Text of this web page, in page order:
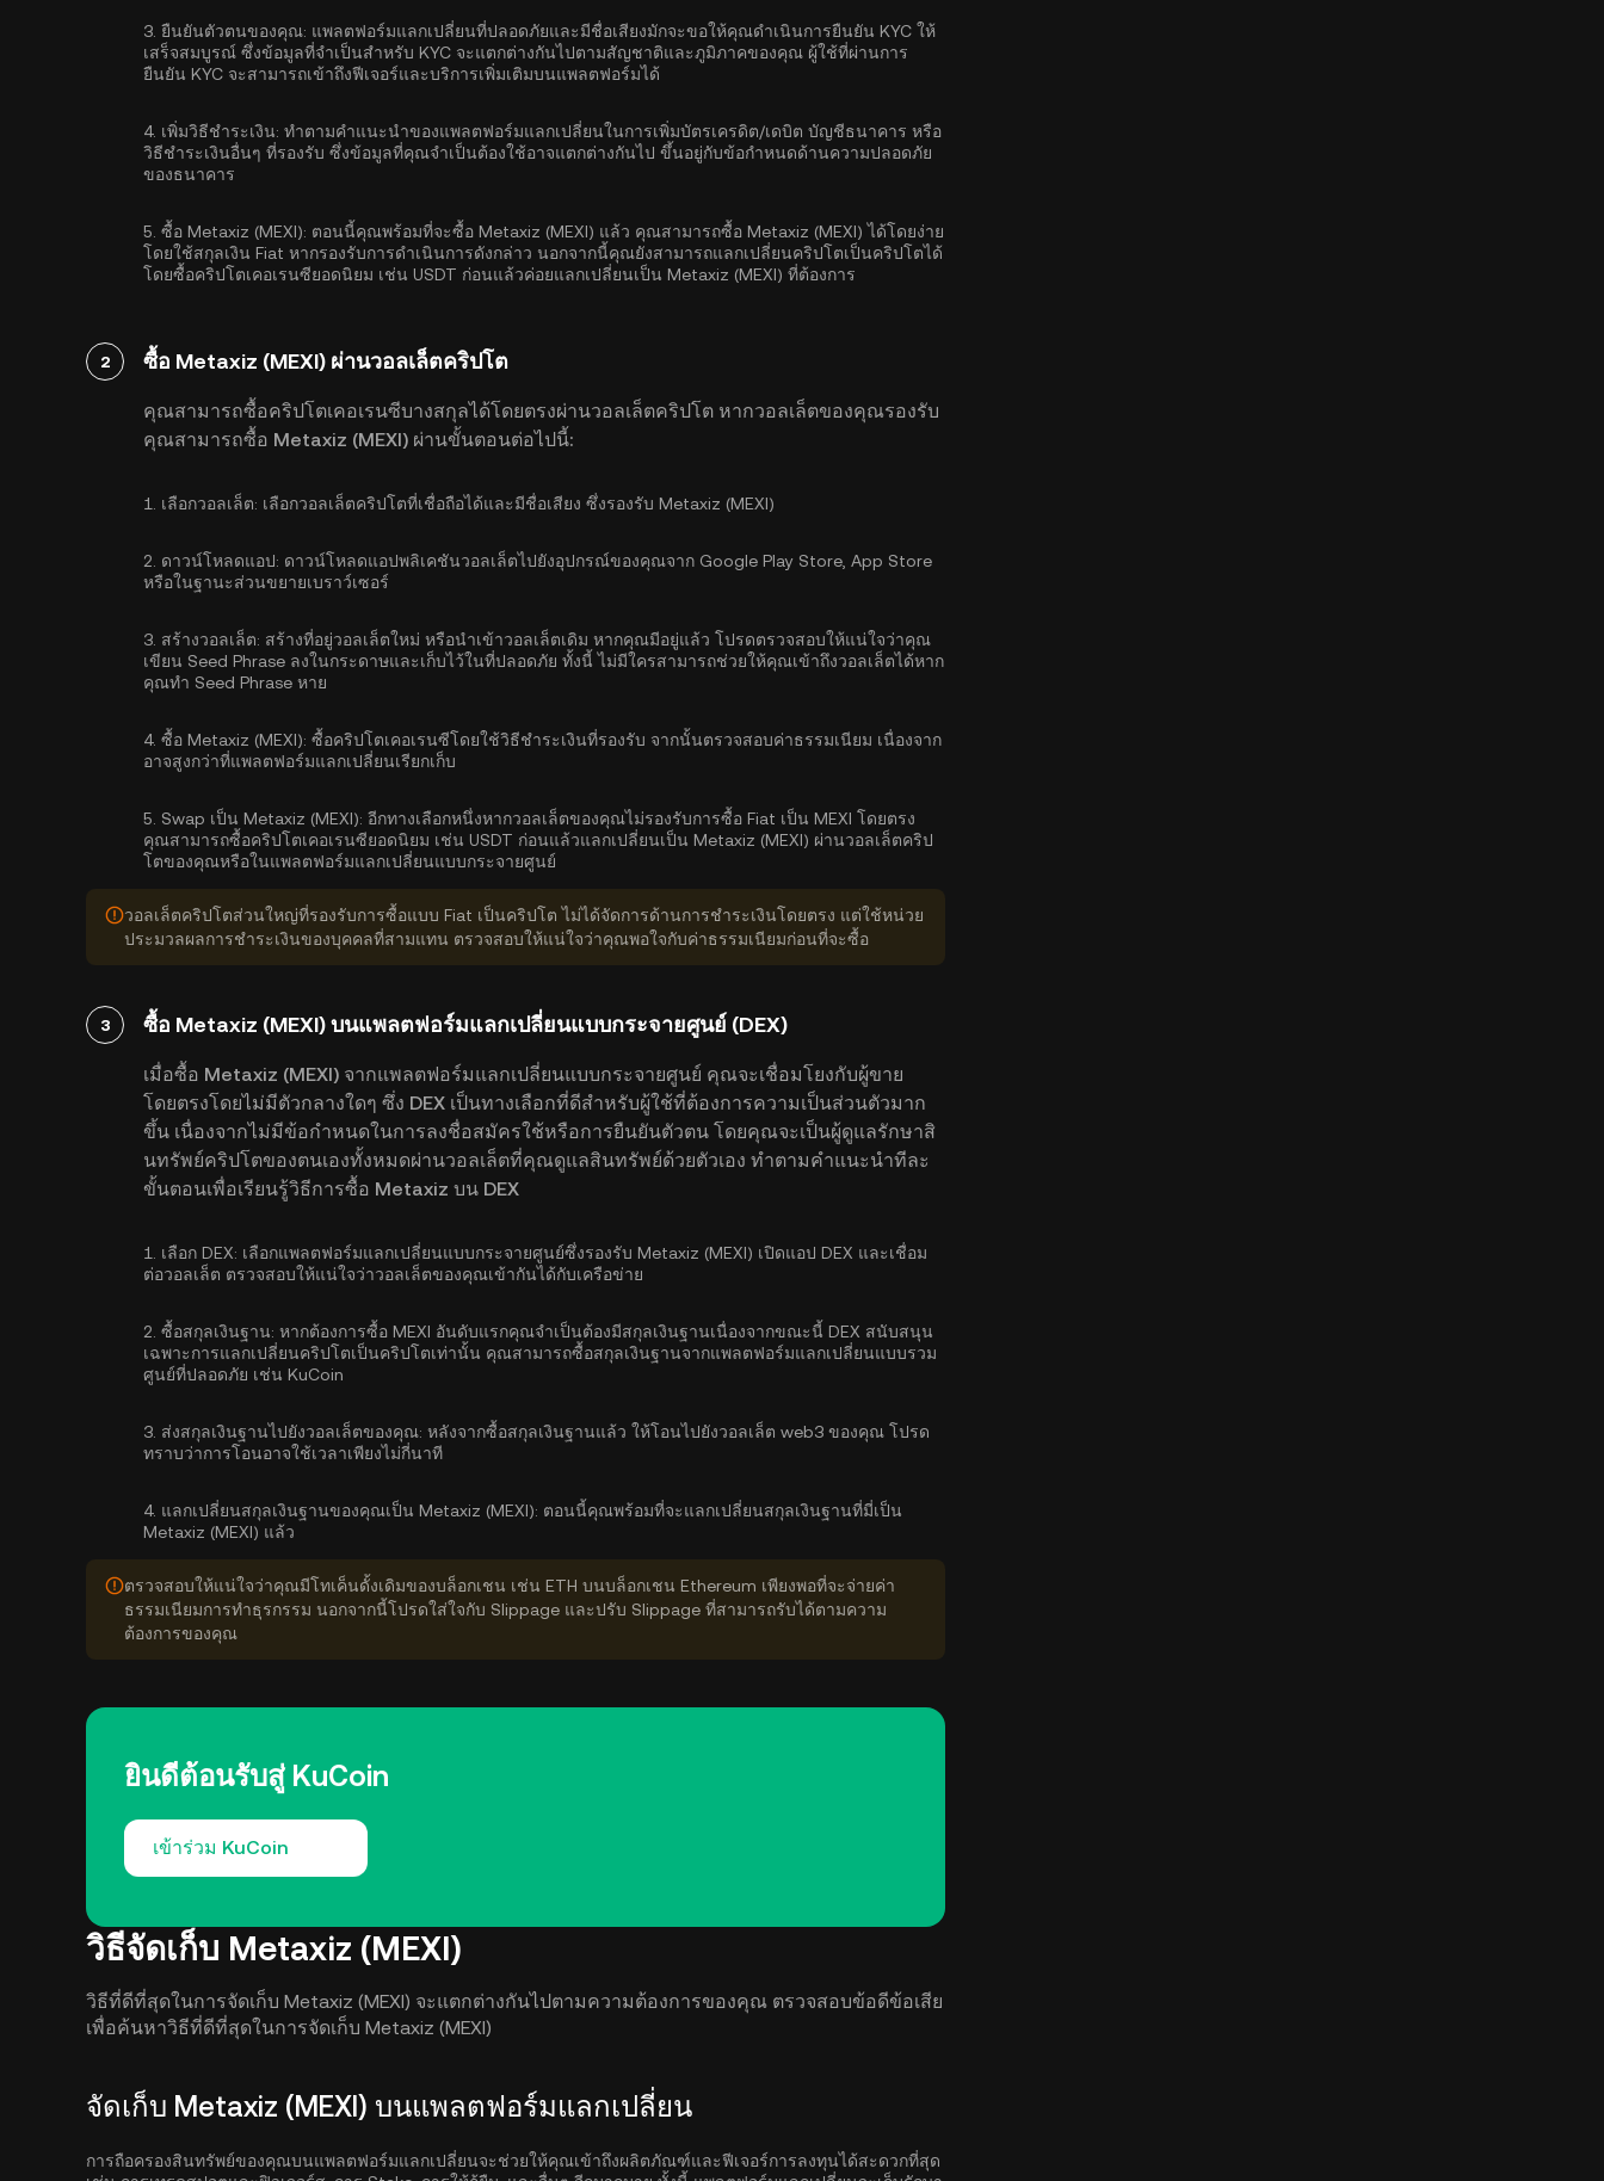
3. ยืนยันตัวตนของคุณ: แพลตฟอร์มแลกเปลี่ยนที่ปลอดภัยและมีชื่อเสียงมักจะขอให้คุณดำเนินการยืนยัน KYC ให้
เสร็จสมบูรณ์ ซึ่งข้อมูลที่จำเป็นสำหรับ KYC จะแตกต่างกันไปตามสัญชาติและภูมิภาคของคุณ ผู้ใช้ที่ผ่านการ
ยืนยัน KYC จะสามารถเข้าถึงฟีเจอร์และบริการเพิ่มเติมบนแพลตฟอร์มได้
4. เพิ่มวิธีชำระเงิน: ทำตามคำแนะนำของแพลตฟอร์มแลกเปลี่ยนในการเพิ่มบัตรเครดิต/เดบิต บัญชีธนาคาร หรือ
วิธีชำระเงินอื่นๆ ที่รองรับ ซึ่งข้อมูลที่คุณจำเป็นต้องใช้อาจแตกต่างกันไป ขึ้นอยู่กับข้อกำหนดด้านความปลอดภัย
ของธนาคาร
5. ซื้อ Metaxiz (MEXI): ตอนนี้คุณพร้อมที่จะซื้อ Metaxiz (MEXI) แล้ว คุณสามารถซื้อ Metaxiz (MEXI) ได้โดยง่าย
โดยใช้สกุลเงิน Fiat หากรองรับการดำเนินการดังกล่าว นอกจากนี้คุณยังสามารถแลกเปลี่ยนคริปโตเป็นคริปโตได้
โดยซื้อคริปโตเคอเรนซียอดนิยม เช่น USDT ก่อนแล้วค่อยแลกเปลี่ยนเป็น Metaxiz (MEXI) ที่ต้องการ
2 ซื้อ Metaxiz (MEXI) ผ่านวอลเล็ตคริปโต
คุณสามารถซื้อคริปโตเคอเรนซีบางสกุลได้โดยตรงผ่านวอลเล็ตคริปโต หากวอลเล็ตของคุณรองรับ
คุณสามารถซื้อ Metaxiz (MEXI) ผ่านขั้นตอนต่อไปนี้:
1. เลือกวอลเล็ต: เลือกวอลเล็ตคริปโตที่เชื่อถือได้และมีชื่อเสียง ซึ่งรองรับ Metaxiz (MEXI)
2. ดาวน์โหลดแอป: ดาวน์โหลดแอปพลิเคชันวอลเล็ตไปยังอุปกรณ์ของคุณจาก Google Play Store, App Store
หรือในฐานะส่วนขยายเบราว์เซอร์
3. สร้างวอลเล็ต: สร้างที่อยู่วอลเล็ตใหม่ หรือนำเข้าวอลเล็ตเดิม หากคุณมีอยู่แล้ว โปรดตรวจสอบให้แน่ใจว่าคุณ
เขียน Seed Phrase ลงในกระดาษและเก็บไว้ในที่ปลอดภัย ทั้งนี้ ไม่มีใครสามารถช่วยให้คุณเข้าถึงวอลเล็ตได้หาก
คุณทำ Seed Phrase หาย
4. ซื้อ Metaxiz (MEXI): ซื้อคริปโตเคอเรนซีโดยใช้วิธีชำระเงินที่รองรับ จากนั้นตรวจสอบค่าธรรมเนียม เนื่องจาก
อาจสูงกว่าที่แพลตฟอร์มแลกเปลี่ยนเรียกเก็บ
5. Swap เป็น Metaxiz (MEXI): อีกทางเลือกหนึ่งหากวอลเล็ตของคุณไม่รองรับการซื้อ Fiat เป็น MEXI โดยตรง
คุณสามารถซื้อคริปโตเคอเรนซียอดนิยม เช่น USDT ก่อนแล้วแลกเปลี่ยนเป็น Metaxiz (MEXI) ผ่านวอลเล็ตคริป
โตของคุณหรือในแพลตฟอร์มแลกเปลี่ยนแบบกระจายศูนย์
วอลเล็ตคริปโตส่วนใหญ่ที่รองรับการซื้อแบบ Fiat เป็นคริปโต ไม่ได้จัดการด้านการชำระเงินโดยตรง แต่ใช้หน่วย
ประมวลผลการชำระเงินของบุคคลที่สามแทน ตรวจสอบให้แน่ใจว่าคุณพอใจกับค่าธรรมเนียมก่อนที่จะซื้อ
3 ซื้อ Metaxiz (MEXI) บนแพลตฟอร์มแลกเปลี่ยนแบบกระจายศูนย์ (DEX)
เมื่อซื้อ Metaxiz (MEXI) จากแพลตฟอร์มแลกเปลี่ยนแบบกระจายศูนย์ คุณจะเชื่อมโยงกับผู้ขาย
โดยตรงโดยไม่มีตัวกลางใดๆ ซึ่ง DEX เป็นทางเลือกที่ดีสำหรับผู้ใช้ที่ต้องการความเป็นส่วนตัวมาก
ขึ้น เนื่องจากไม่มีข้อกำหนดในการลงชื่อสมัครใช้หรือการยืนยันตัวตน โดยคุณจะเป็นผู้ดูแลรักษาสิ
นทรัพย์คริปโตของตนเองทั้งหมดผ่านวอลเล็ตที่คุณดูแลสินทรัพย์ด้วยตัวเอง ทำตามคำแนะนำทีละ
ขั้นตอนเพื่อเรียนรู้วิธีการซื้อ Metaxiz บน DEX
1. เลือก DEX: เลือกแพลตฟอร์มแลกเปลี่ยนแบบกระจายศูนย์ซึ่งรองรับ Metaxiz (MEXI) เปิดแอป DEX และเชื่อม
ต่อวอลเล็ต ตรวจสอบให้แน่ใจว่าวอลเล็ตของคุณเข้ากันได้กับเครือข่าย
2. ซื้อสกุลเงินฐาน: หากต้องการซื้อ MEXI อันดับแรกคุณจำเป็นต้องมีสกุลเงินฐานเนื่องจากขณะนี้ DEX สนับสนุน
เฉพาะการแลกเปลี่ยนคริปโตเป็นคริปโตเท่านั้น คุณสามารถซื้อสกุลเงินฐานจากแพลตฟอร์มแลกเปลี่ยนแบบรวม
ศูนย์ที่ปลอดภัย เช่น KuCoin
3. ส่งสกุลเงินฐานไปยังวอลเล็ตของคุณ: หลังจากซื้อสกุลเงินฐานแล้ว ให้โอนไปยังวอลเล็ต web3 ของคุณ โปรด
ทราบว่าการโอนอาจใช้เวลาเพียงไม่กี่นาที
4. แลกเปลี่ยนสกุลเงินฐานของคุณเป็น Metaxiz (MEXI): ตอนนี้คุณพร้อมที่จะแลกเปลี่ยนสกุลเงินฐานที่มี่เป็น
Metaxiz (MEXI) แล้ว
ตรวจสอบให้แน่ใจว่าคุณมีโทเค็นดั้งเดิมของบล็อกเชน เช่น ETH บนบล็อกเชน Ethereum เพียงพอที่จะจ่ายค่า
ธรรมเนียมการทำธุรกรรม นอกจากนี้โปรดใส่ใจกับ Slippage และปรับ Slippage ที่สามารถรับได้ตามความ
ต้องการของคุณ
ยินดีต้อนรับสู่ KuCoin
เข้าร่วม KuCoin
วิธีจัดเก็บ Metaxiz (MEXI)
วิธีที่ดีที่สุดในการจัดเก็บ Metaxiz (MEXI) จะแตกต่างกันไปตามความต้องการของคุณ ตรวจสอบข้อดีข้อเสีย
เพื่อค้นหาวิธีที่ดีที่สุดในการจัดเก็บ Metaxiz (MEXI)
จัดเก็บ Metaxiz (MEXI) บนแพลตฟอร์มแลกเปลี่ยน
การถือครองสินทรัพย์ของคุณบนแพลตฟอร์มแลกเปลี่ยนจะช่วยให้คุณเข้าถึงผลิตภัณฑ์และฟีเจอร์การลงทุนได้สะดวกที่สุด